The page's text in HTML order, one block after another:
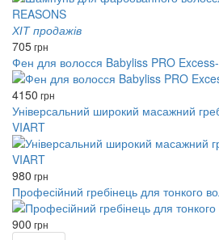
ХІТ продажів
705грн
Фен для волосся Babyliss PRO
4150 грн
Універсальний широкий масажний
VIART
980 грн
Професійний гребінець для тонкого
900 грн